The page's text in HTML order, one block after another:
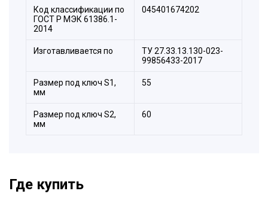
1. Корпус.
2. Уплотнитель трубы.
4. Цанговое зажимное кольцо.
Код классификации по
ГОСТ Р МЭК 61386.1-
2014
045401674202
Изготавливается по
ТУ 27.33.13.130-023-
99856433-2017
Размер под ключ S1,
мм
55
Размер под ключ S2,
мм
60
Где купить